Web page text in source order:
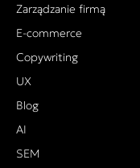
Zarządzanie firmą
E-commerce
Copywriting
UX
Blog
AI
SEM